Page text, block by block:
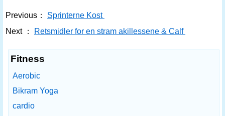
Previous：
Sprinterne Kost
Next ：
Retsmidler for en stram akillessene & Calf
Fitness
Aerobic
Bikram Yoga
cardio